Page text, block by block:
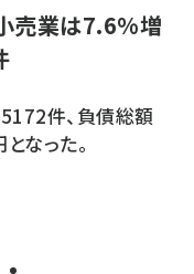
売業は7.6%増
件、負債総額
なった。